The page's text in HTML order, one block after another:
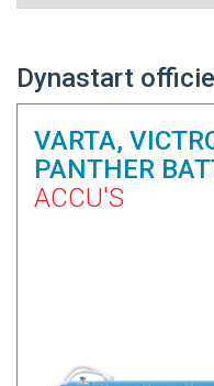
Dynastart
VARTA,
PANTHER
ACCU'S